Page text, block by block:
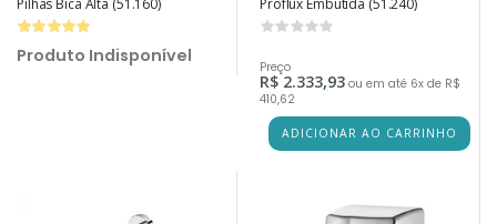
Produto Indisponível
Preço
R$ 2.333,93 ou em até 6x de R$
410,62
ADICIONAR AO CARRINHO